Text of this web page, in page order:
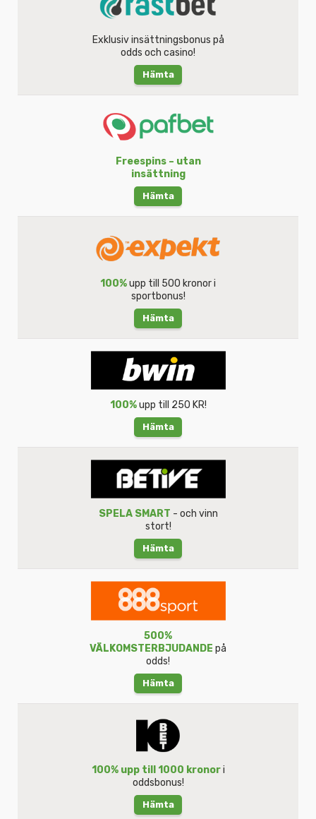
Exklusiv insättningsbonus på
odds och casino!
Hämta
Freespins – utan
insättning
Hämta
100%upp till 500 kronor i
sportbonus!
Hämta
100%upp till 250 KR!
Hämta
SPELA SMART - och vinn
stort!
Hämta
500%
VÄLKOMSTERBJUDANDE på
odds!
Hämta
100% upp till 1000 kronori
oddsbonus!
Hämta